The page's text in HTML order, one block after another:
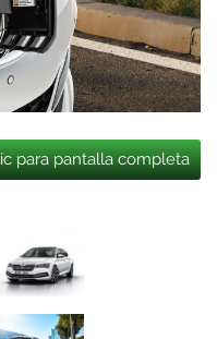
para pantalla completa